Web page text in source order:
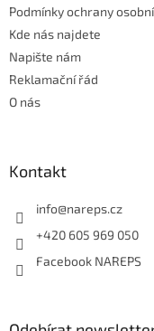
Podmínky ochrany
Kde nás najdete
Napište nám
Reklamační řád
O nás
Kontakt
info@nareps.cz
+420 605 969 050
Facebook NAREPS